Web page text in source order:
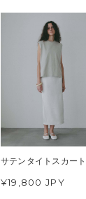
サテンタイトスカート
¥19,800 JPY